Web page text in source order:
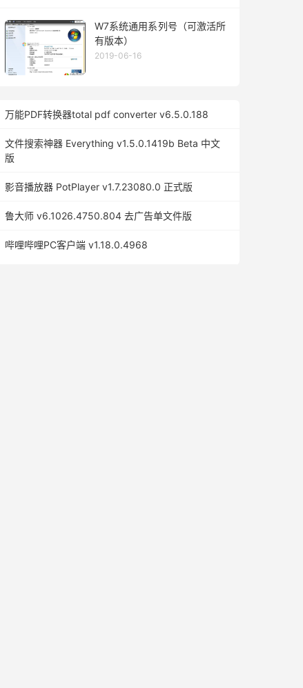
W7系统通用系列号（可激活所
有版本）
2019-06-16
万能PDF转换器total pdf converter v6.5.0.188
文件搜索神器 Everything v1.5.0.1419b Beta 中文
版
影音播放器 PotPlayer v1.7.23080.0 正式版
鲁大师 v6.1026.4750.804 去广告单文件版
哔哩哔哩PC客户端 v1.18.0.4968